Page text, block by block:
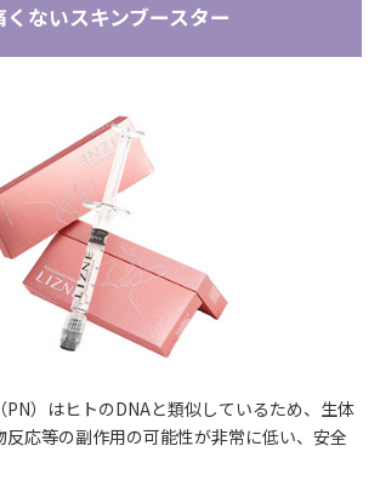
くないスキンブースター
）はヒトのDNAと類似しているため、生体
応等の副作用の可能性が非常に低い、安全